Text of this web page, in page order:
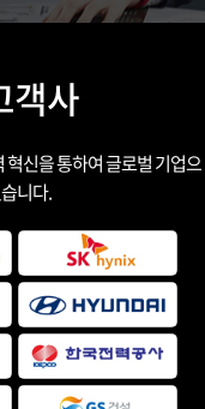
객사
신을 통하여 글로벌 기업으
니다.